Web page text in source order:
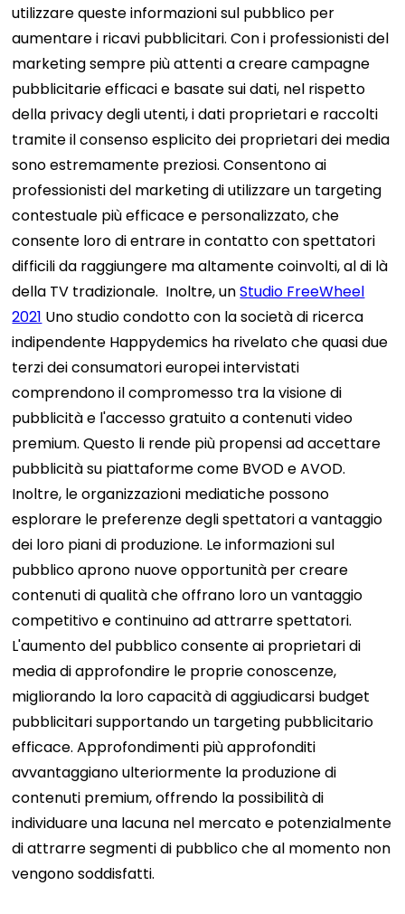
utilizzare queste informazioni sul pubblico per
aumentare i ricavi pubblicitari. Con i professionisti del
marketing sempre più attenti a creare campagne
pubblicitarie efficaci e basate sui dati, nel rispetto
della privacy degli utenti, i dati proprietari e raccolti
tramite il consenso esplicito dei proprietari dei media
sono estremamente preziosi. Consentono ai
professionisti del marketing di utilizzare un targeting
contestuale più efficace e personalizzato, che
consente loro di entrare in contatto con spettatori
difficili da raggiungere ma altamente coinvolti, al di là
della TV tradizionale. Inoltre, unStudio FreeWheel
2021 Uno studio condotto con la società di ricerca
indipendente Happydemics ha rivelato che quasi due
terzi dei consumatori europei intervistati
comprendono il compromesso tra la visione di
pubblicità e l'accesso gratuito a contenuti video
premium. Questo li rende più propensi ad accettare
pubblicità su piattaforme come BVOD e AVOD.
Inoltre, le organizzazioni mediatiche possono
esplorare le preferenze degli spettatori a vantaggio
dei loro piani di produzione. Le informazioni sul
pubblico aprono nuove opportunità per creare
contenuti di qualità che offrano loro un vantaggio
competitivo e continuino ad attrarre spettatori.
L'aumento del pubblico consente ai proprietari di
media di approfondire le proprie conoscenze,
migliorando la loro capacità di aggiudicarsi budget
pubblicitari supportando un targeting pubblicitario
efficace. Approfondimenti più approfonditi
avvantaggiano ulteriormente la produzione di
contenuti premium, offrendo la possibilità di
individuare una lacuna nel mercato e potenzialmente
di attrarre segmenti di pubblico che al momento non
vengono soddisfatti.